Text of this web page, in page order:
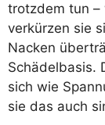
trotzdem tun –
verkürzen sie
Nacken
Schädelbasis.
sich wie
sie das auch